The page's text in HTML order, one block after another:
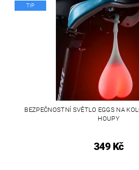
TIP
BEZPEČNOSTNÍ SVĚTLO EGGS NA
HOUPY
349 Kč